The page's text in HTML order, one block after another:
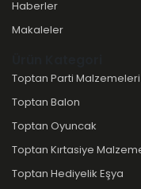
Haberler
Makaleler
Toptan Parti Malzemeleri
Toptan Balon
Toptan Oyuncak
Toptan Kırtasiye
Toptan Hediyelik Eşya